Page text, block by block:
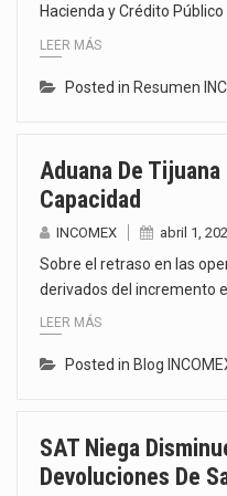
Hacienda y Crédito Público
LEER MÁS
Posted in Resumen
Aduana De
Capacidad
INCOMEX abril 1,
Sobre el retraso en las
derivados del incremento
LEER MÁS
Posted in Blog
SAT Niega
Devoluciones De